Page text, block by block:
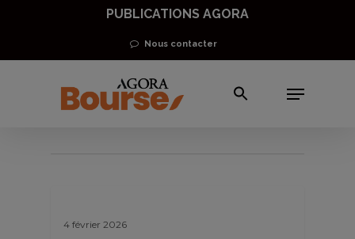
main
PUBLICATIONS AGORA
Nous contacter
Menu
xAI
4 février 2026